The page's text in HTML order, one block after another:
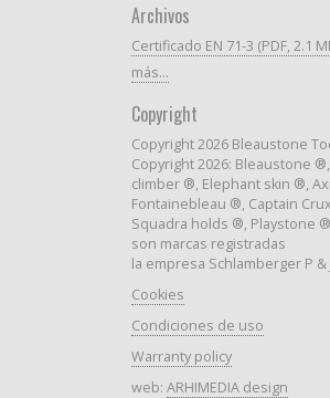
Archivos
Certificado EN 71-3 (PDF, 2.1
más...
Copyright
Copyright 2026 Bleaustone
Copyright 2026: Bleaustone
climber ®, Elephant skin ®,
Fontainebleau ®, Captain
Squadra holds ®, Playstone
son marcas registradas
la empresa Schlamberger P &
Cookies
Condiciones de uso
Warranty policy
web: ARHIMEDIA design